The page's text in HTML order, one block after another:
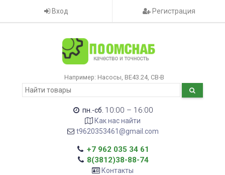
Вход Регистрация
Например: Насосы ВЕ43.24 CB-B
пн.-сб. 10:00 – 16:00
Как нас найти
t9620353461@gmail.com
+7 962 035 34 61
8(3812)38-88-74
Контакты